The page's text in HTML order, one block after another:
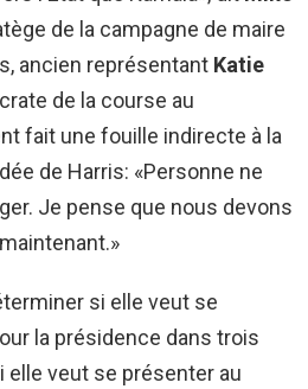
de la campagne de maire
ancien représentant Katie
de la course au
fait une fouille indirecte à la
de Harris: «Personne ne
Je pense que nous devons
si elle veut se
la présidence dans trois
elle veut se présenter au